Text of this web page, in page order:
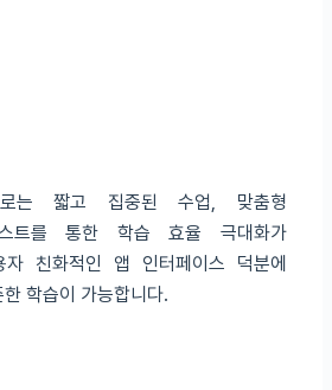
로는 짧고 집중된 수업, 맞춤형
스트를 통한 학습 효율 극대화가
친화적인 앱 인터페이스 덕분에
학습이 가능합니다.